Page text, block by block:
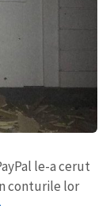
le-a cerut
conturile lor